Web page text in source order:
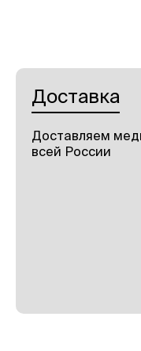
Доставка
Доставляем
всей России